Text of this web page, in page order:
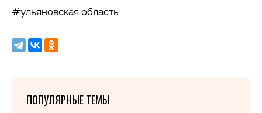
#ульяновская область
ПОПУЛЯРНЫЕ ТЕМЫ